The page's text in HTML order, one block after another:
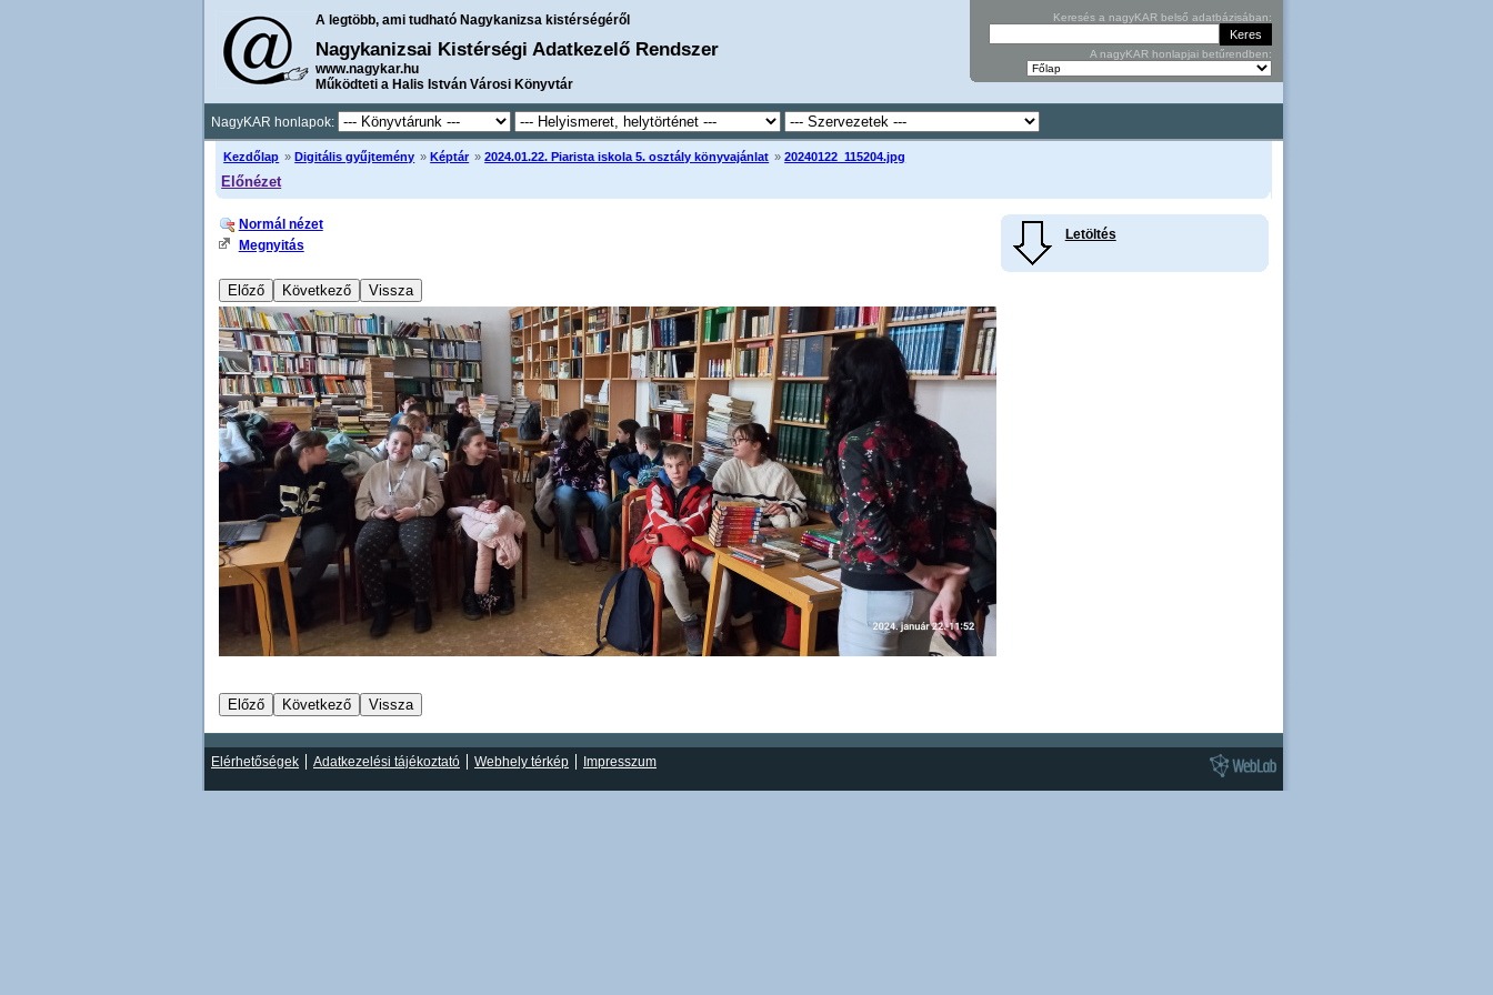
A legtöbb, ami tudható Nagykanizsa kistérségéről
Nagykanizsai Kistérségi Adatkezelő Rendszer
www.nagykar.hu
Működteti a Halis István Városi Könyvtár
Keresés a nagyKAR belső adatbázisában:
A nagyKAR honlapjai betűrendben:
NagyKAR honlapok:
Kezdőlap » Digitális gyűjtemény » Képtár »2024.01.22. Piarista iskola 5. osztály könyvajánlat »20240122_115204.jpg
Előnézet
Letöltés
Normál nézet
Megnyitás
Elérhetőségek Adatkezelési tájékoztató Webhely térkép Impresszum